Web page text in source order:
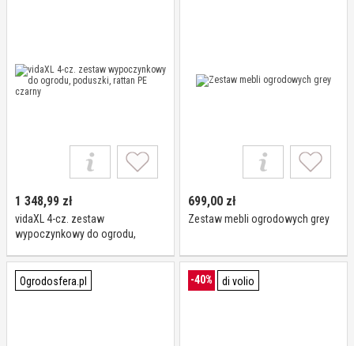
1 348,99 zł
vidaXL 4-cz. zestaw
wypoczynkowy do ogrodu,
699,00 zł
Zestaw mebli ogrodowych grey
Ogrodosfera.pl -40% di volio